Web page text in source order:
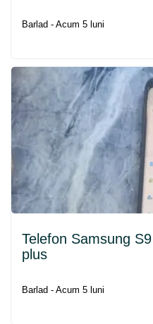
Barlad - Acum 5 luni
Telefon Samsung S9
plus
Barlad - Acum 5 luni